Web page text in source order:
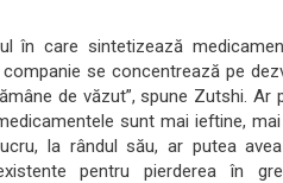
în care sintetizează
se concentrează pe
de văzut”, spune Zutshi.
sunt mai ieftine,
la rândul său, ar putea
pentru pierderea în